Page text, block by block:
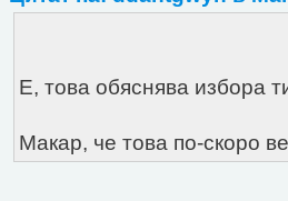
Е, това обяснява избора
Макар, че това по-скоро